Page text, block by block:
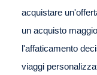
acquistare
un acquisto
l'affaticamento
viaggi